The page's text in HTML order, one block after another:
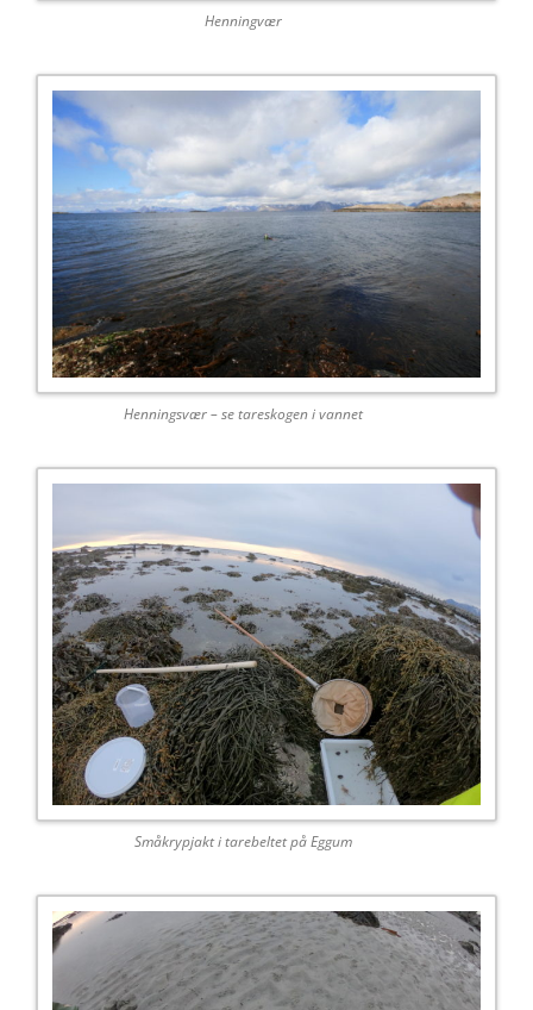
Henningvær
Henningsvær – se tareskogen i vannet
Småkrypjakt i tarebeltet på Eggum